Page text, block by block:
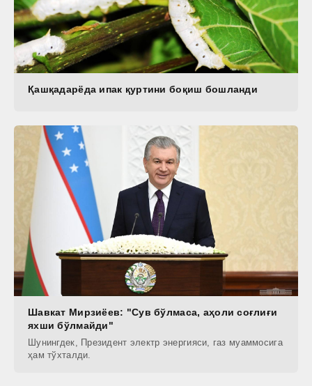
Қашқадарёда ипак қуртини боқиш бошланди
Шавкат Мирзиёев: "Сув бўлмаса, аҳоли соғлиғи
яхши бўлмайди"
Шунингдек, Президент электр энергияси, газ муаммосига
ҳам тўхталди.